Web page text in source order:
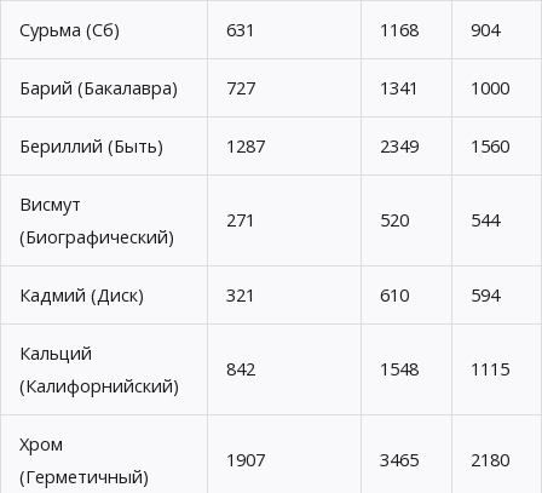
Сурьма (Сб) 631 1168 904
Барий (Бакалавра) 727 1341 1000
Бериллий (Быть) 1287 2349 1560
Висмут
(Биографический)
271 520 544
Кадмий (Диск) 321 610 594
Кальций
(Калифорнийский)
842 1548 1115
Хром
(Герметичный)
1907 3465 2180